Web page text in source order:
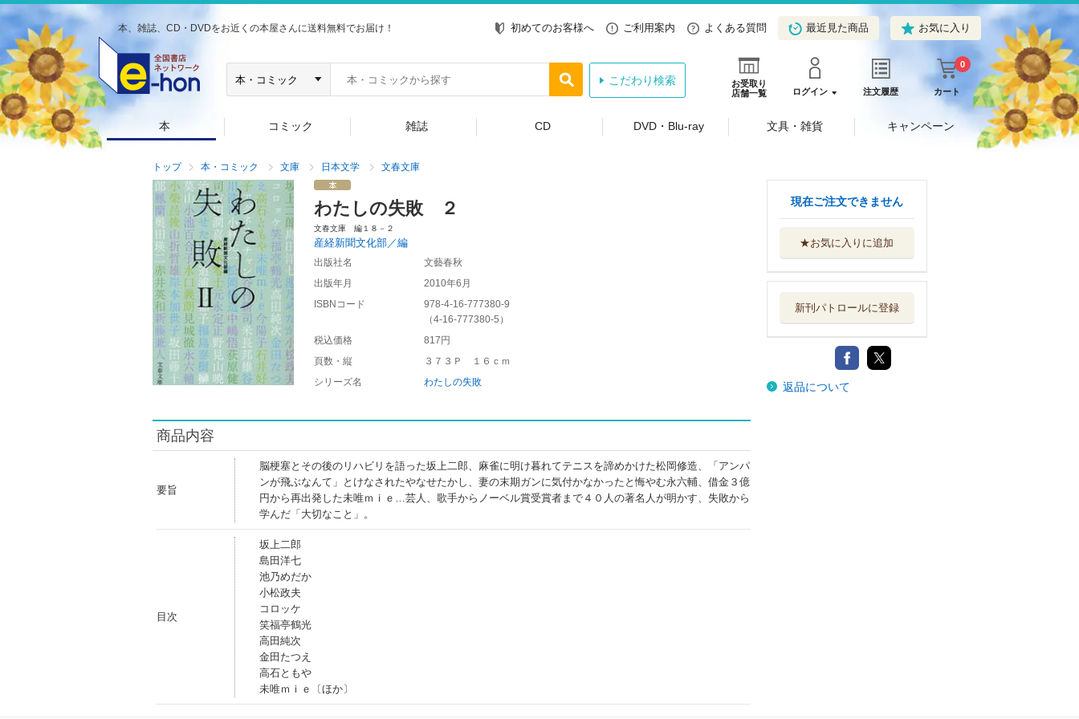
本、雑誌、CD・DVDをお近くの本屋さんに送料無料でお届け！ 初めてのお客様へ ご利用案内 よくある質問 最近見た商品 お気に入り
お受取り
店舗一覧
ログイン 注文履歴 カート
0
こだわり検索
本 コミック 雑誌 CD DVD・Blu-ray 文具・雑貨 キャンペーン
トップ 本・コミック 文庫 日本文学 文春文庫
わたしの失敗 ２
文春文庫 編１８－２
産経新聞文化部／編
出版社名
文藝春秋
出版年月
2010年6月
ISBNコード
978-4-16-777380-9
（4-16-777380-5 ）
税込価格
817円
頁数・縦
３７３Ｐ １６ｃｍ
シリーズ名
わたしの失敗
商品内容
要旨
脳梗塞とその後のリハビリを語った坂上二郎、麻雀に明け暮れてテニスを諦めかけた松岡修造、「アンパ
ンが飛ぶなんて」とけなされたやなせたかし、妻の末期ガンに気付かなかったと悔やむ永六輔、借金３億
円から再出発した未唯ｍｉｅ…芸人、歌手からノーベル賞受賞者まで４０人の著名人が明かす、失敗から
学んだ「大切なこと」。
目次
坂上二郎
島田洋七
池乃めだか
小松政夫
コロッケ
笑福亭鶴光
高田純次
金田たつえ
高石ともや
未唯ｍｉｅ〔ほか〕
現在ご注文できません
★お気に入りに追加
新刊パトロールに登録
返品について